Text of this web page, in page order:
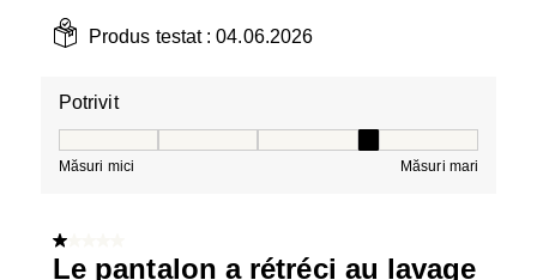
Produs testat :04.06.2026
Potrivit
Măsuri mici Măsuri mari
1 din 5 stele.
Le pantalon a rétréci au lavage